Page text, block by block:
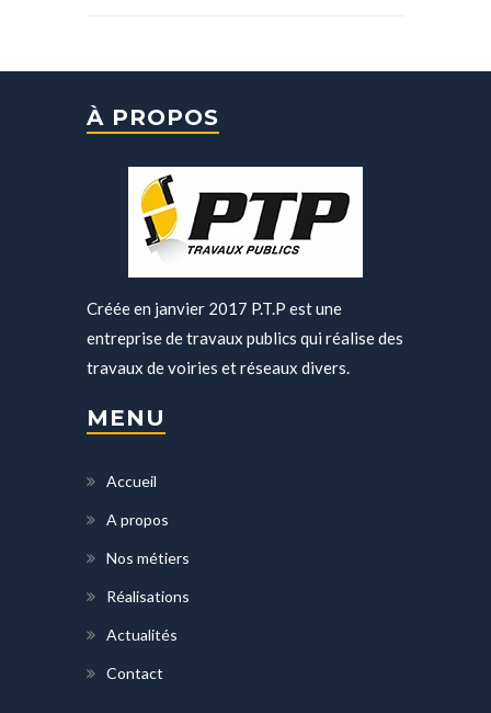
À PROPOS
Créée en janvier 2017 P.T.P est une
entreprise de travaux publics qui réalise des
travaux de voiries et réseaux divers.
MENU
Accueil
A propos
Nos métiers
Réalisations
Actualités
Contact